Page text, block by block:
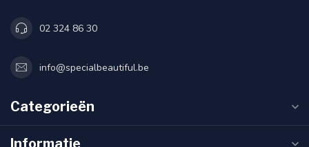
02 324 86 30
info@specialbeautiful.be
Categorieën
Informatie